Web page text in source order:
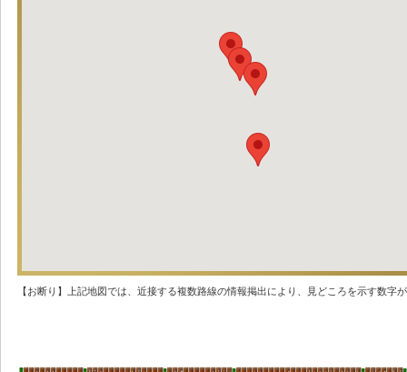
【お断り】上記地図では、近接する複数路線の情報掲出により、見どころを示す数字